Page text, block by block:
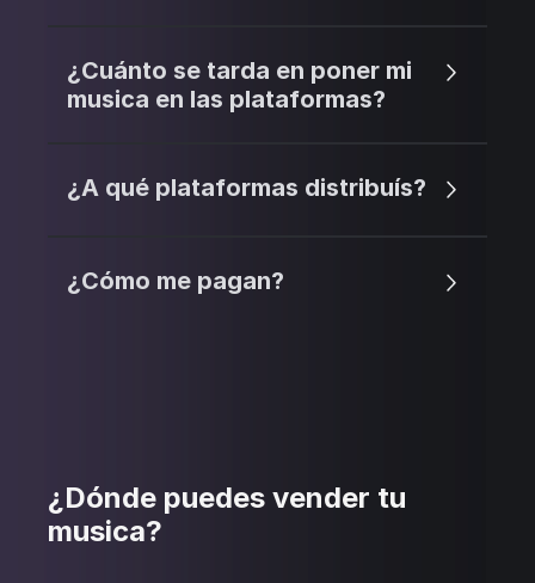
¿Cuánto se tarda en poner mi
musica en las plataformas?
¿A qué plataformas distribuís?
¿Cómo me pagan?
¿Dónde puedes vender tu
musica?